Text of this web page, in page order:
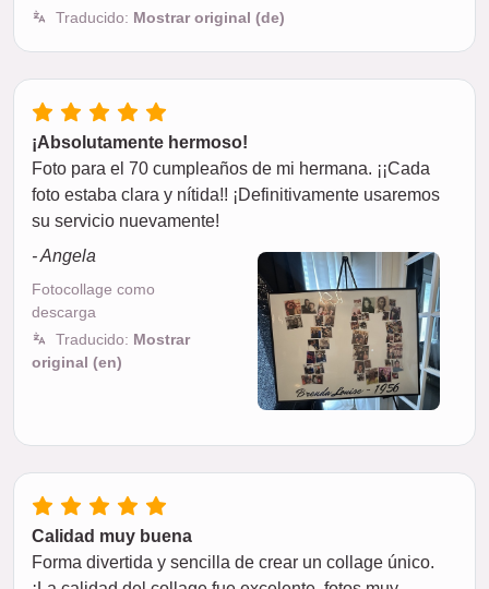
Traducido: Mostrar original (de)
¡Absolutamente hermoso!
Foto para el 70 cumpleaños de mi hermana. ¡¡Cada
foto estaba clara y nítida!! ¡Definitivamente usaremos
su servicio nuevamente!
- Angela
Fotocollage como
descarga
Traducido: Mostrar
original (en)
Calidad muy buena
Forma divertida y sencilla de crear un collage único.